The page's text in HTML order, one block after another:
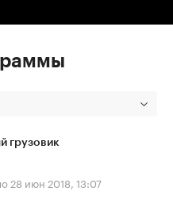
грузовик
28 июн 2018, 13:07